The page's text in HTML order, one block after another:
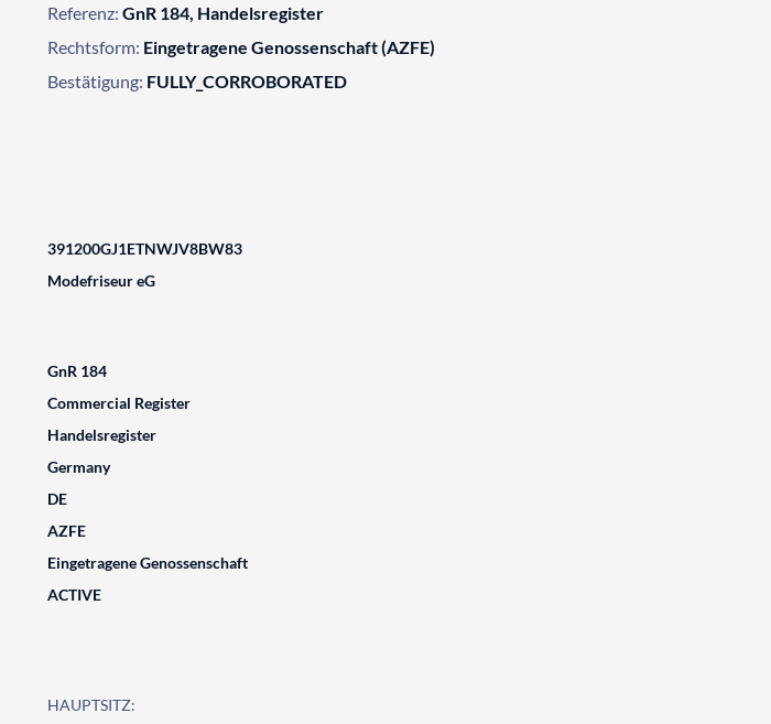
Referenz: GnR 184, Handelsregister
Rechtsform: Eingetragene Genossenschaft (AZFE)
Bestätigung: FULLY_CORROBORATED
391200GJ1ETNWJV8BW83
Modefriseur eG
GnR 184
Commercial Register
Handelsregister
Germany
DE
AZFE
Eingetragene Genossenschaft
ACTIVE
HAUPTSITZ: